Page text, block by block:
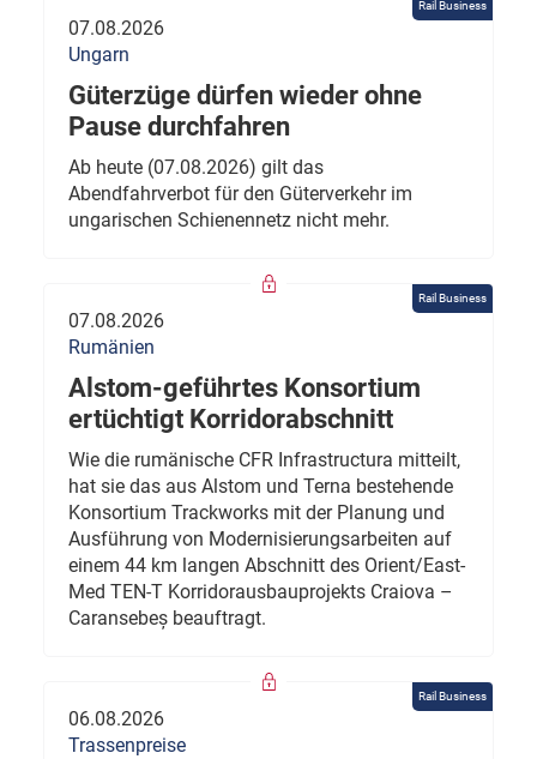
Rail Business
07.08.2026
Ungarn
Güterzüge dürfen wieder ohne
Pause durchfahren
Ab heute (07.08.2026) gilt das
Abendfahrverbot für den Güterverkehr im
ungarischen Schienennetz nicht mehr.
Rail Business
07.08.2026
Rumänien
Alstom-geführtes Konsortium
ertüchtigt Korridorabschnitt
Wie die rumänische CFR Infrastructura mitteilt,
hat sie das aus Alstom und Terna bestehende
Konsortium Trackworks mit der Planung und
Ausführung von Modernisierungsarbeiten auf
einem 44 km langen Abschnitt des Orient/East-
Med TEN-T Korridorausbauprojekts Craiova –
Caransebeș beauftragt.
Rail Business
06.08.2026
Trassenpreise